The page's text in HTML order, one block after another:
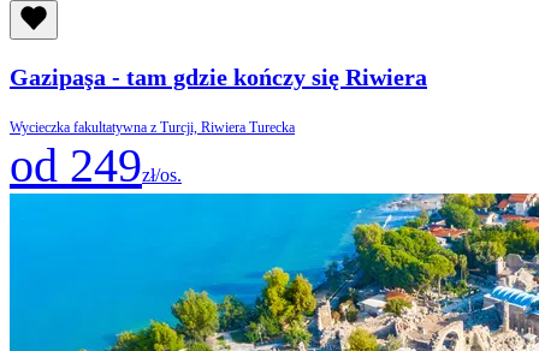
Gazipaşa - tam gdzie kończy się Riwiera
Wycieczka fakultatywna z Turcji, Riwiera Turecka
od 249zł/os.